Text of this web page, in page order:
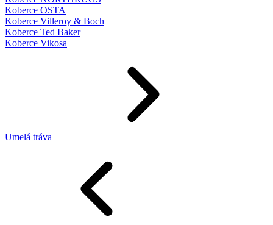
Koberce OSTA
Koberce Villeroy & Boch
Koberce Ted Baker
Koberce Vikosa
Umelá tráva